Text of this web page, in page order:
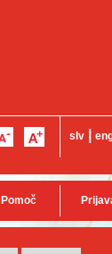
slv
Pomoč